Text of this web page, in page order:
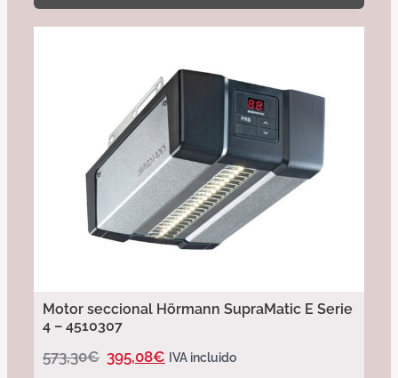
Motor seccional Hörmann SupraMatic E Serie
4 – 4510307
573,30€ 395,08€ IVA incluido